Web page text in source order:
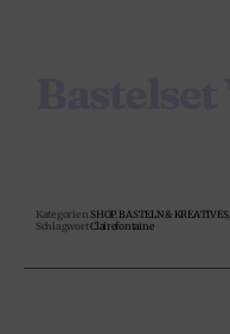
Kategorien SHOP, BASTELN & KREATIVES,
SchlagwortClairefontaine